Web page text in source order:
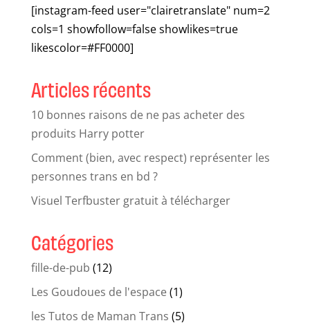
[instagram-feed user="clairetranslate" num=2
cols=1 showfollow=false showlikes=true
likescolor=#FF0000]
Articles récents
10 bonnes raisons de ne pas acheter des
produits Harry potter
Comment (bien, avec respect) représenter les
personnes trans en bd ?
Visuel Terfbuster gratuit à télécharger
Catégories
fille-de-pub (12)
Les Goudoues de l'espace(1)
les Tutos de Maman Trans (5)